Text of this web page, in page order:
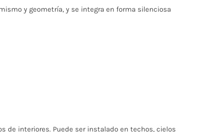
y geometría, y se integra en forma silenciosa
de interiores. Puede ser instalado en techos, cielos